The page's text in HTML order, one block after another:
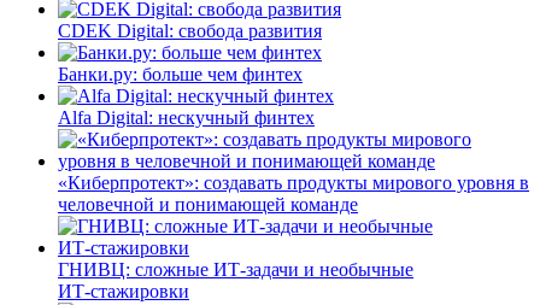
CDEK Digital: свобода развития
Банки.ру: больше чем финтех
Alfa Digital: нескучный финтех
«Киберпротект»: создавать продукты мирового уровня в
человечной и понимающей команде
ГНИВЦ: сложные ИТ‑задачи и необычные
ИТ‑стажировки